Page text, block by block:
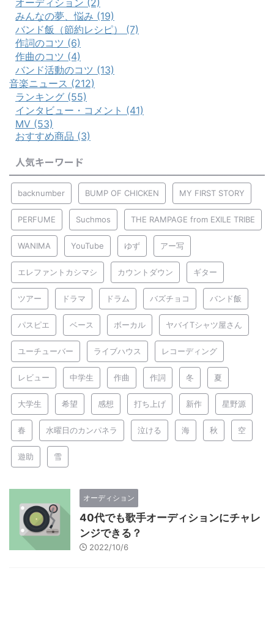
オーディション (2)
みんなの夢、悩み (19)
バンド飯（節約レシピ） (7)
作詞のコツ (6)
作曲のコツ (4)
バンド活動のコツ (13)
音楽ニュース (212)
ランキング (55)
インタビュー・コメント (41)
MV (53)
おすすめ商品 (3)
人気キーワード
backnumber BUMP OF CHICKEN MY FIRST STORY
PERFUME Suchmos THE RAMPAGE from EXILE TRIBE
WANIMA YouTube ゆず アー写
エレファントカシマシ カウントダウン ギター
ツアー ドラマ ドラム バズチョコ バンド飯
パスピエ ベース ボーカル ヤバイTシャツ屋さん
ユーチューバー ライブハウス レコーディング
レビュー 中学生 作曲 作詞 冬 夏
大学生 希望 感想 打ち上げ 新作 星野源
春 水曜日のカンパネラ 泣ける 海 秋 空
遊助 雪
オーディション
40代でも歌手オーディションにチャレ
ンジできる？
2022/10/6